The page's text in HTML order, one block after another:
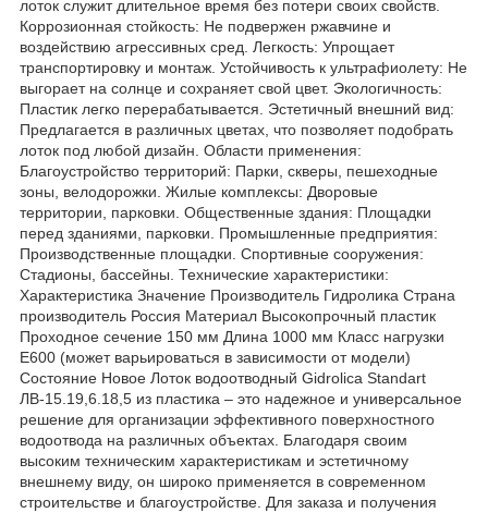
лоток служит длительное время без потери своих свойств.
Коррозионная стойкость: Не подвержен ржавчине и
воздействию агрессивных сред. Легкость: Упрощает
транспортировку и монтаж. Устойчивость к ультрафиолету: Не
выгорает на солнце и сохраняет свой цвет. Экологичность:
Пластик легко перерабатывается. Эстетичный внешний вид:
Предлагается в различных цветах, что позволяет подобрать
лоток под любой дизайн. Области применения:
Благоустройство территорий: Парки, скверы, пешеходные
зоны, велодорожки. Жилые комплексы: Дворовые
территории, парковки. Общественные здания: Площадки
перед зданиями, парковки. Промышленные предприятия:
Производственные площадки. Спортивные сооружения:
Стадионы, бассейны. Технические характеристики:
Характеристика Значение Производитель Гидролика Страна
производитель Россия Материал Высокопрочный пластик
Проходное сечение 150 мм Длина 1000 мм Класс нагрузки
Е600 (может варьироваться в зависимости от модели)
Состояние Новое Лоток водоотводный Gidrolica Standart
ЛВ-15.19,6.18,5 из пластика – это надежное и универсальное
решение для организации эффективного поверхностного
водоотвода на различных объектах. Благодаря своим
высоким техническим характеристикам и эстетичному
внешнему виду, он широко применяется в современном
строительстве и благоустройстве. Для заказа и получения